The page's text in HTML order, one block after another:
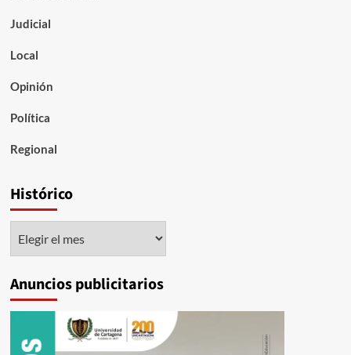
Judicial
Local
Opinión
Política
Regional
Histórico
Anuncios publicitarios